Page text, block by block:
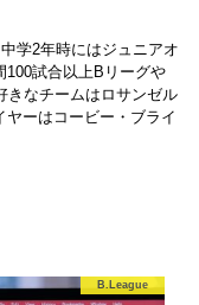
学2年時にはジュニアオ
100試合以上Bリーグや
きなチームはロサンゼル
ーはコービー・ブライ
B.League